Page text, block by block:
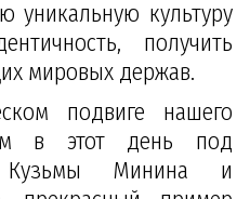
уникальную культуру
получить
мировых держав.
подвиге нашего
в этот день под
Кузьмы Минина и